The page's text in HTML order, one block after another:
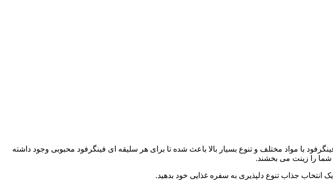
با مواد مختلف و تنوع بسیار بالا باعث شده تا برای هر سلیقه ای فینگرفود محبوبی وجود داشته
شما را زینت می بخشند.
جذاب تنوع دلپذیری به سفره غذایی خود بدهید.